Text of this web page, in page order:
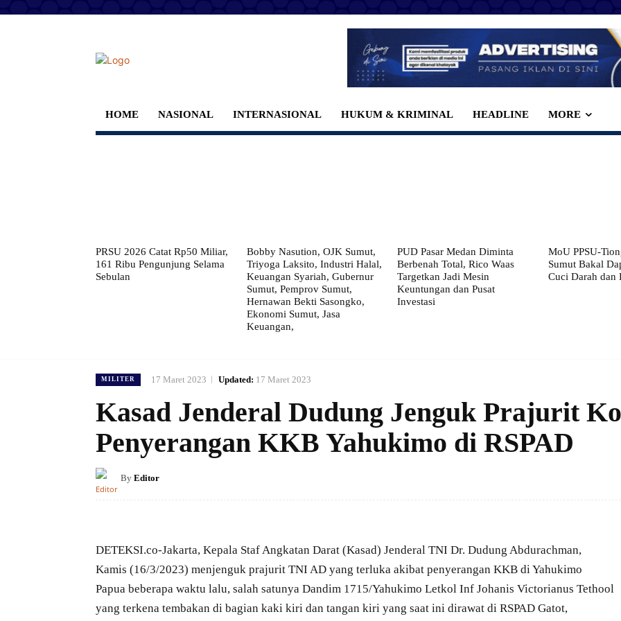
HOME NASIONAL INTERNASIONAL HUKUM & KRIMINAL HEADLINE MORE
PRSU 2026 Catat Rp50 Miliar,
161 Ribu Pengunjung Selama
Sebulan
Bobby Nasution, OJK Sumut,
Triyoga Laksito, Industri Halal,
Keuangan Syariah, Gubernur
Sumut, Pemprov Sumut,
Hernawan Bekti Sasongko,
Ekonomi Sumut, Jasa
Keuangan,
PUD Pasar Medan Diminta
Berbenah Total, Rico Waas
Targetkan Jadi Mesin
Keuntungan dan Pusat
Investasi
MoU PPSU-
Sumut Bakal
Cuci Darah dan
MILITER 17 Maret 2023 Updated: 17 Maret 2023
Kasad Jenderal Dudung Jenguk Prajurit
Penyerangan KKB Yahukimo di RSPAD
By Editor
DETEKSI.co-Jakarta, Kepala Staf Angkatan Darat (Kasad) Jenderal TNI Dr. Dudung Abdurachman,
Kamis (16/3/2023) menjenguk prajurit TNI AD yang terluka akibat penyerangan KKB di Yahukimo
Papua beberapa waktu lalu, salah satunya Dandim 1715/Yahukimo Letkol Inf Johanis Victorianus Tethool
yang terkena tembakan di bagian kaki kiri dan tangan kiri yang saat ini dirawat di RSPAD Gatot,